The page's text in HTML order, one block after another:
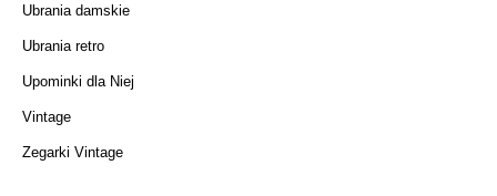
Ubrania damskie
Ubrania retro
Upominki dla Niej
Vintage
Zegarki Vintage